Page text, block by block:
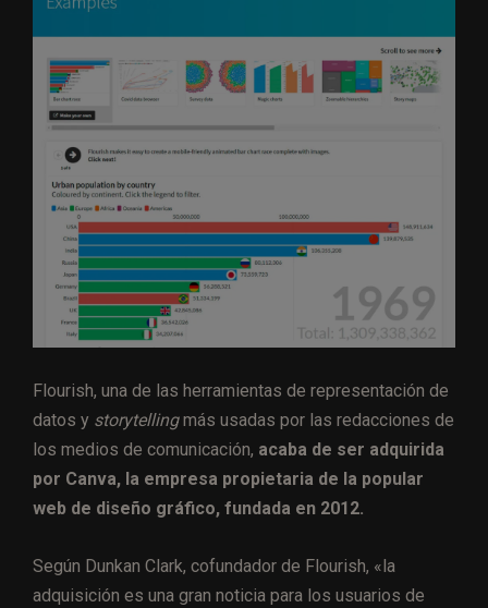
Flourish, una de las herramientas de representación de
datos y storytellingmás usadas por las redacciones de
los medios de comunicación, acaba de ser adquirida
por Canva, la empresa propietaria de la popular
web de diseño gráfico, fundada en 2012.
Según Dunkan Clark, cofundador de Flourish, «la
adquisición es una gran noticia para los usuarios de